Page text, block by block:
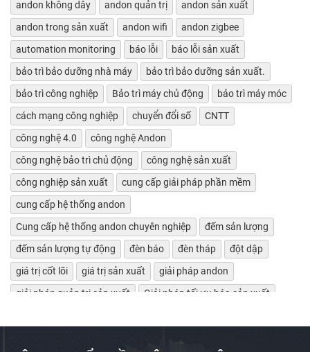
andon không dây
andon quản trị
andon sản xuất
andon trong sản xuất
andon wifi
andon zigbee
automation monitoring
báo lỗi
báo lỗi sản xuất
bảo trì bảo dưỡng nhà máy
bảo trì bảo dưỡng sản xuất.
bảo trì công nghiệp
Bảo trì máy chủ động
bảo trì máy móc
cách mạng công nghiệp
chuyển đổi số
CNTT
công nghệ 4.0
công nghệ Andon
công nghệ bảo trì chủ động
công nghệ sản xuất
công nghiệp sản xuất
cung cấp giải pháp phần mềm
cung cấp hệ thống andon
Cung cấp hệ thống andon chuyên nghiệp
đếm sản lượng
đếm sản lượng tự động
đèn báo đèn tháp
đột dập
giá trị cốt lõi
giá trị sản xuất
giải pháp andon
giải pháp quản trị sản xuất
Giải pháp tối ưu hóa sản xuất